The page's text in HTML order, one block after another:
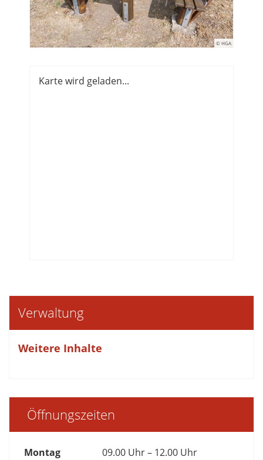
© HGA
Karte wird geladen...
Verwaltung
Weitere Inhalte
Öffnungszeiten
Montag 09.00 Uhr – 12.00 Uhr